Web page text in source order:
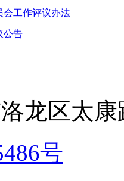
会工作评议办法
公告
龙区太康
号